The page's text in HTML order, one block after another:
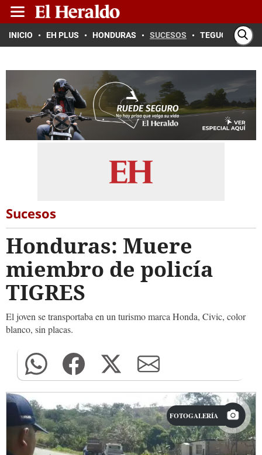
INICIO EH PLUS HONDURAS SUCESOS TEGUCIGALPA
Sucesos
Honduras: Muere
miembro de policía
TIGRES
El joven se transportaba en un turismo marca Honda, Civic, color
blanco, sin placas.
FOTOGALERÍA